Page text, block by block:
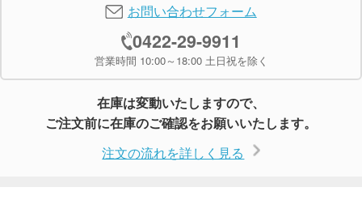
お問い合わせフォーム
0422-29-9911
営業時間 10:00～18:00 土日祝を除く
在庫は変動いたしますので、
ご注文前に在庫のご確認をお願いいたします。
注文の流れを詳しく見る